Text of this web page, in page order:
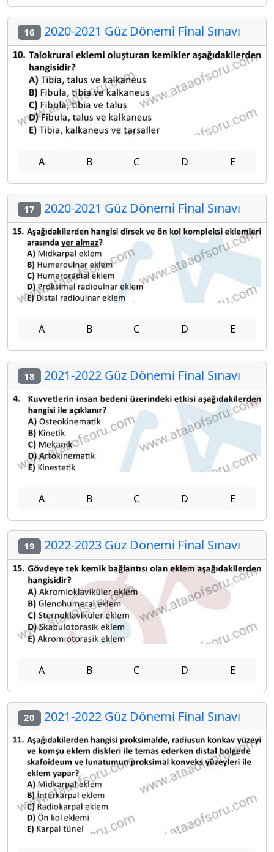
16 2020-2021 Güz Dönemi Final Sınavı
A B C D E
17 2020-2021 Güz Dönemi Final Sınavı
A B C D E
18 2021-2022 Güz Dönemi Final Sınavı
A B C D E
19 2022-2023 Güz Dönemi Final Sınavı
A B C D E
20 2021-2022 Güz Dönemi Final Sınavı